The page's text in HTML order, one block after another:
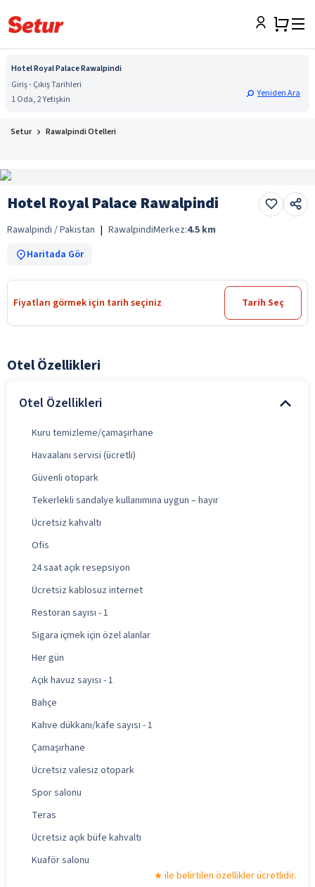
Hotel Royal Palace Rawalpindi
Giriş - Çıkış Tarihleri
1 Oda, 2 Yetişkin
Yeniden Ara
Setur Rawalpindi Otelleri
Hotel Royal Palace Rawalpindi
Rawalpindi / Pakistan | RawalpindiMerkez:4.5 km
Haritada Gör
Fiyatları görmek için tarih seçiniz Tarih Seç
Otel Özellikleri
Otel Özellikleri
Kuru temizleme/çamaşırhane
Havaalanı servisi (ücretli)
Güvenli otopark
Tekerlekli sandalye kullanımına uygun – hayır
Ücretsiz kahvaltı
Ofis
24 saat açık resepsiyon
Ücretsiz kablosuz internet
Restoran sayısı - 1
Sigara içmek için özel alanlar
Her gün
Açık havuz sayısı - 1
Bahçe
Kahve dükkanı/kafe sayısı - 1
Çamaşırhane
Ücretsiz valesiz otopark
Spor salonu
Teras
Ücretsiz açık büfe kahvaltı
Kuaför salonu
ile belirtilen özellikler ücretlidir.